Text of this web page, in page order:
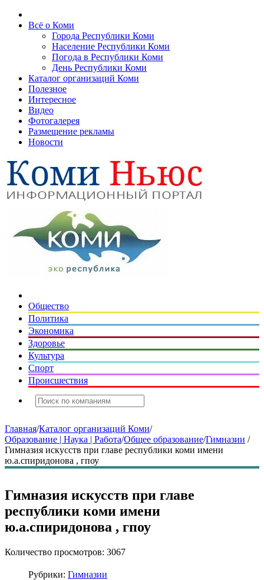
Всё о Коми
Города Республики Коми
Население Республики Коми
Погода в Республики Коми
День Республики Коми
Каталог организаций Коми
Полезное
Интересное
Видео
Фотогалерея
Размещение рекламы
Новости
Общество
Политика
Экономика
Здоровье
Культура
Спорт
Происшествия
Главная/Каталог организаций Коми/
Образование | Наука | Работа/Общее образование/Гимназии /
Гимназия искусств при главе республики коми имени
ю.а.спиридонова , гпоу
Гимназия искусств при главе
республики коми имени
ю.а.спиридонова , гпоу
Количество просмотров: 3067
Рубрики: Гимназии